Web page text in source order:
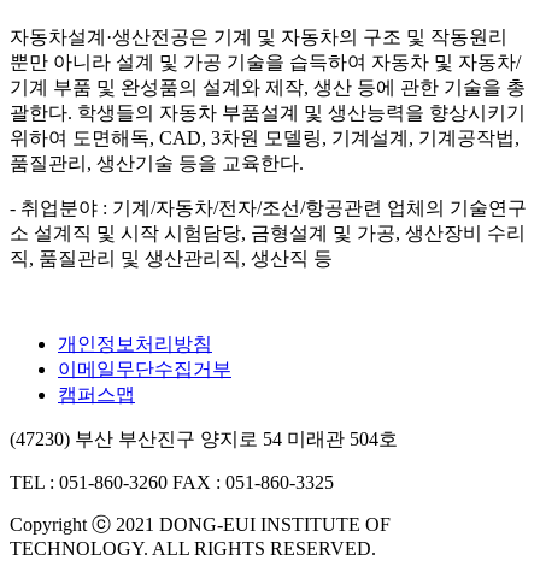
자동차설계·생산전공은 기계 및 자동차의 구조 및 작동원리
뿐만 아니라 설계 및 가공 기술을 습득하여 자동차 및 자동차/
기계 부품 및 완성품의 설계와 제작, 생산 등에 관한 기술을 총
괄한다. 학생들의 자동차 부품설계 및 생산능력을 향상시키기
위하여 도면해독, CAD, 3차원 모델링, 기계설계, 기계공작법,
품질관리, 생산기술 등을 교육한다.
- 취업분야 : 기계/자동차/전자/조선/항공관련 업체의 기술연구
소 설계직 및 시작 시험담당, 금형설계 및 가공, 생산장비 수리
직, 품질관리 및 생산관리직, 생산직 등
개인정보처리방침
이메일무단수집거부
캠퍼스맵
(47230) 부산 부산진구 양지로 54 미래관 504호
TEL : 051-860-3260 FAX : 051-860-3325
Copyright ⓒ 2021 DONG-EUI INSTITUTE OF
TECHNOLOGY. ALL RIGHTS RESERVED.